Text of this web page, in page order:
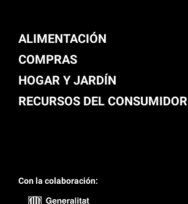
ALIMENTACIÓN
COMPRAS
HOGAR Y JARDÍN
RECURSOS DEL CONSUMIDOR
Con la colaboración: